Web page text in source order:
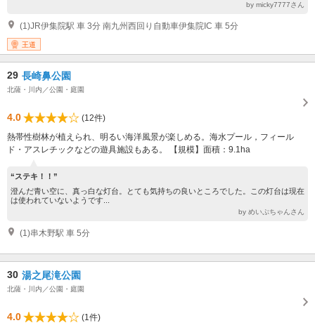
by micky7777さん
(1)JR伊集院駅 車 3分 南九州西回り自動車伊集院IC 車 5分
王道
29 長崎鼻公園
北薩・川内／公園・庭園
4.0
(12件)
熱帯性樹林が植えられ、明るい海洋風景が楽しめる。海水プール，フィール
ド・アスレチックなどの遊具施設もある。 【規模】面積：9.1ha
“ステキ！！”
澄んだ青い空に、真っ白な灯台。とても気持ちの良いところでした。この灯台は現在
は使われていないようです...
by めいぷちゃんさん
(1)串木野駅 車 5分
30 湯之尾滝公園
北薩・川内／公園・庭園
4.0
(1件)